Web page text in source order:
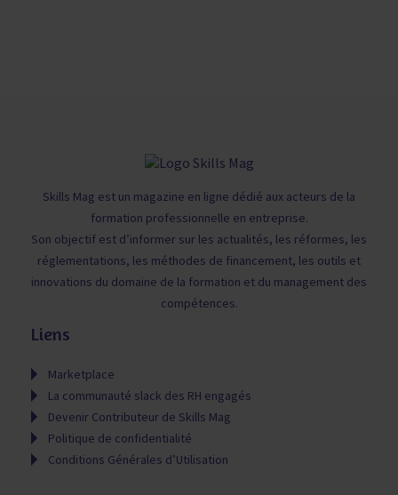
Skills Mag est un magazine en ligne dédié aux acteurs de la
formation professionnelle en entreprise.
Son objectif est d’informer sur les actualités, les réformes, les
réglementations, les méthodes de financement, les outils et
innovations du domaine de la formation et du management des
compétences.
Liens
Marketplace
La communauté slack des RH engagés
Devenir Contributeur de Skills Mag
Politique de confidentialité
Conditions Générales d’Utilisation